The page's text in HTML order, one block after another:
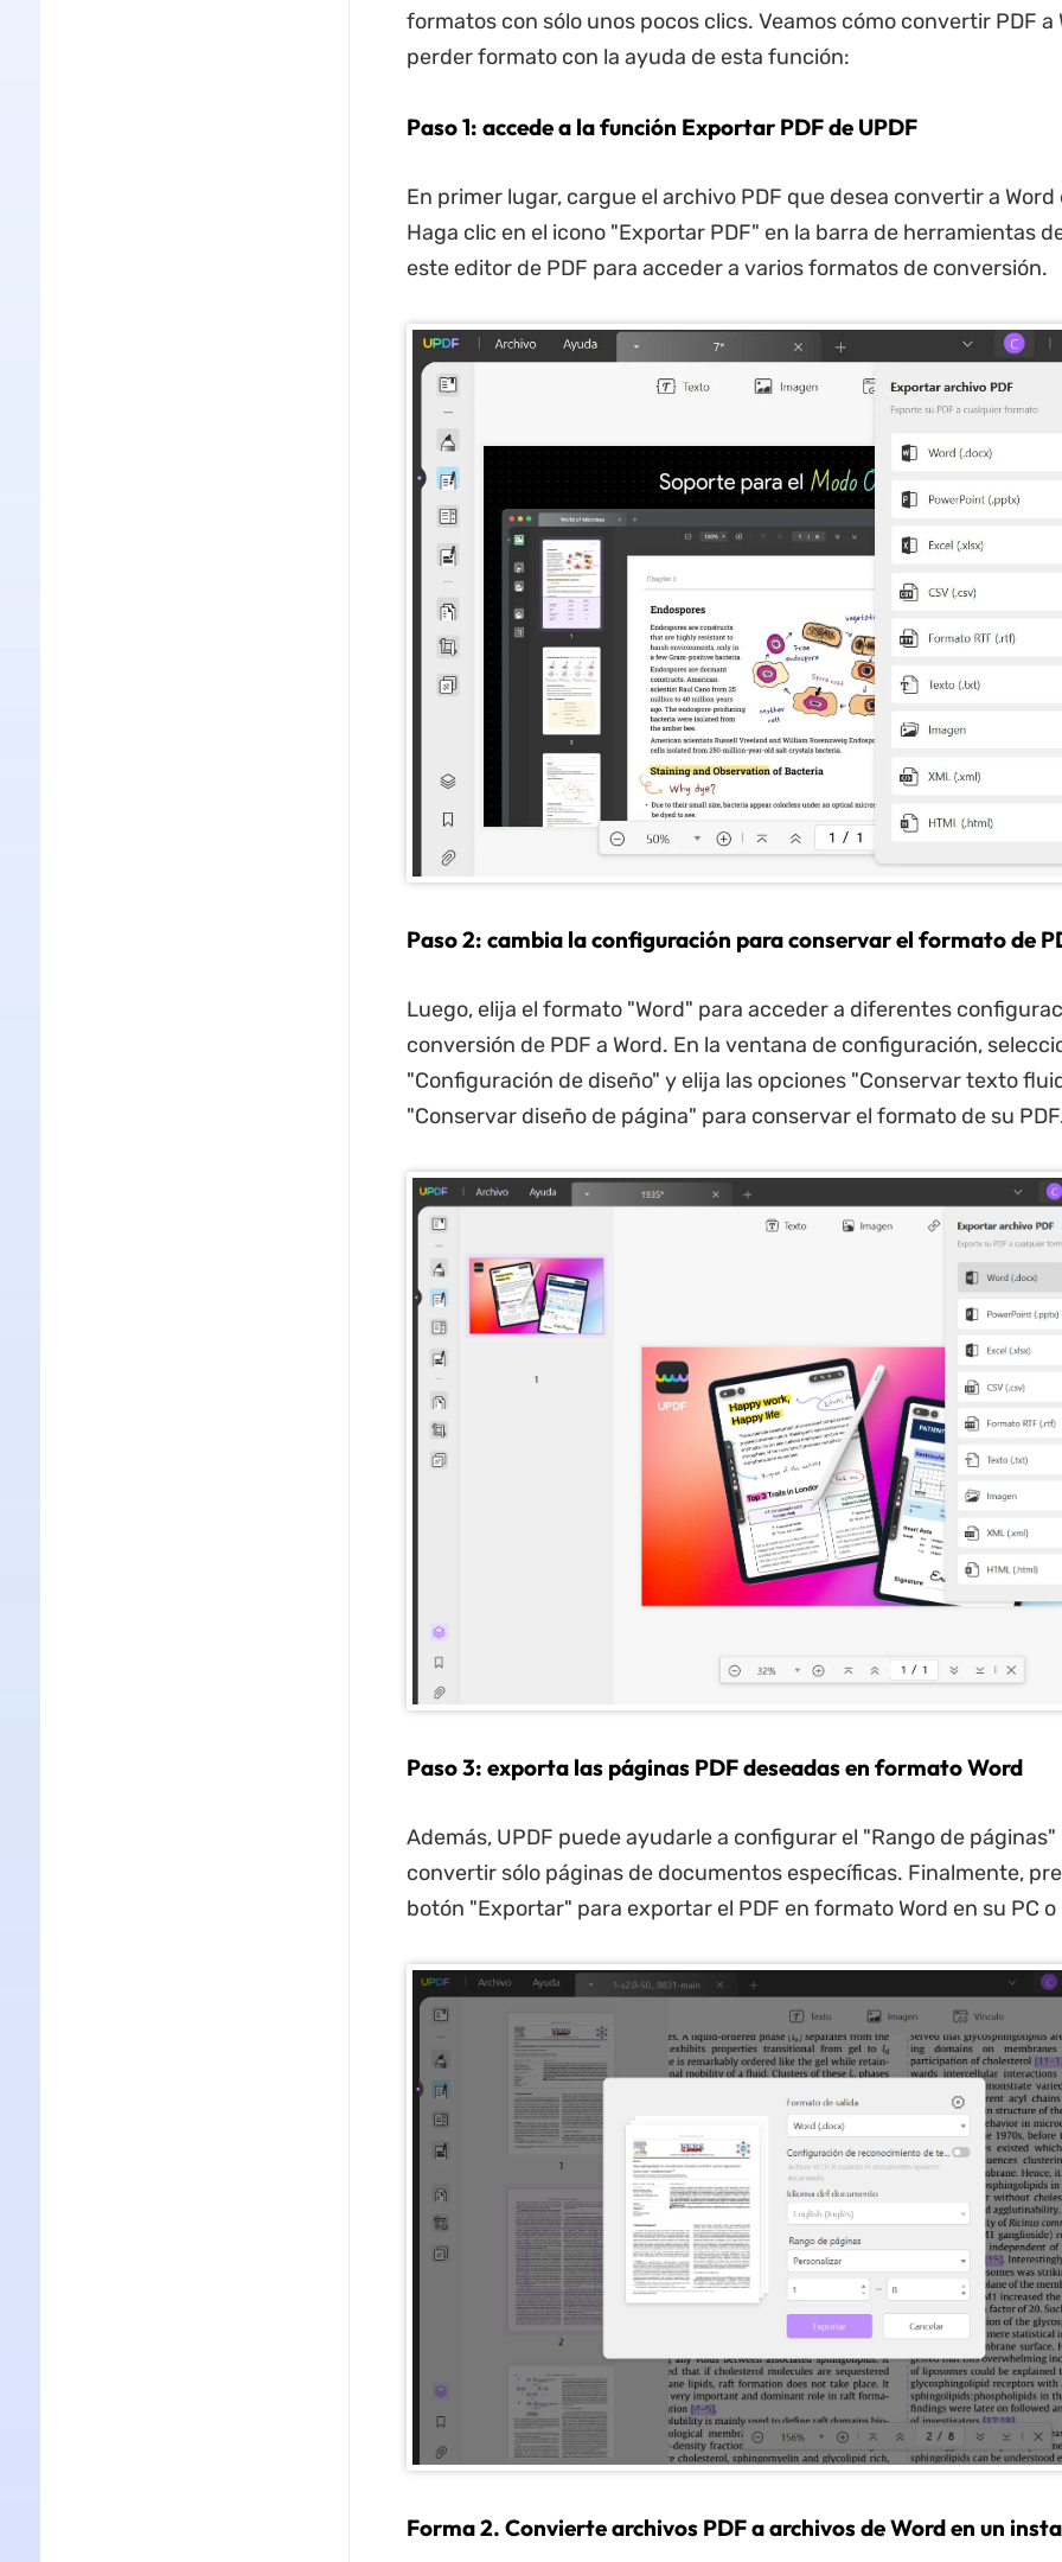
formatos con sólo unos pocos clics. Veamos cómo convertir PDF a
perder formato con la ayuda de esta función:
Paso 1: accede a la función Exportar PDF de UPDF
En primer lugar, cargue el archivo PDF que desea convertir a Word
Haga clic en el icono "Exportar PDF" en la barra de herramientas
este editor de PDF para acceder a varios formatos de conversión.
Paso 2: cambia la configuración para conservar el formato de
Luego, elija el formato "Word" para acceder a diferentes
conversión de PDF a Word. En la ventana de configuración,
"Configuración de diseño" y elija las opciones "Conservar texto
"Conservar diseño de página" para conservar el formato de su
Paso 3: exporta las páginas PDF deseadas en formato Word
Además, UPDF puede ayudarle a configurar el "Rango de páginas"
convertir sólo páginas de documentos específicas. Finalmente,
botón "Exportar" para exportar el PDF en formato Word en su PC o
Forma 2. Convierte archivos PDF a archivos de Word en un